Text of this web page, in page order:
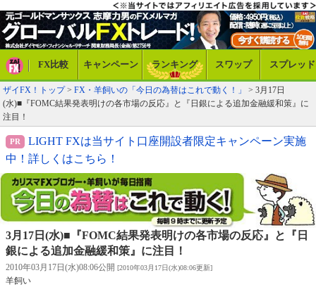
FX比較 キャンペーン ランキング スワップ スプレッド
ザイFX！トップ> FX・羊飼いの「今日の為替はこれで動く！」
> 3月17日
(水)■『FOMC結果発表明けの各市場の反応』と『日銀による追加金融緩和策』に
注目！
LIGHT FXは当サイト口座開設者限定キャンペーン実施
中！詳しくはこちら！
3月17日(水)■『FOMC結果発表明けの各市場の反応』と『日
銀による追加金融緩和策』に注目！
2010年03月17日(水)08:06公開 [2010年03月17日(水)08:06更新]
羊飼い